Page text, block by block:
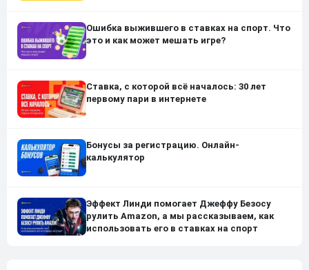
Ошибка выжившего в ставках на спорт. Что
это и как может мешать игре?
Ставка, с которой всё началось: 30 лет
первому пари в интернете
Бонусы за регистрацию. Онлайн-
калькулятор
Эффект Линди помогает Джеффу Безосу
рулить Amazon, а мы рассказываем, как
использовать его в ставках на спорт